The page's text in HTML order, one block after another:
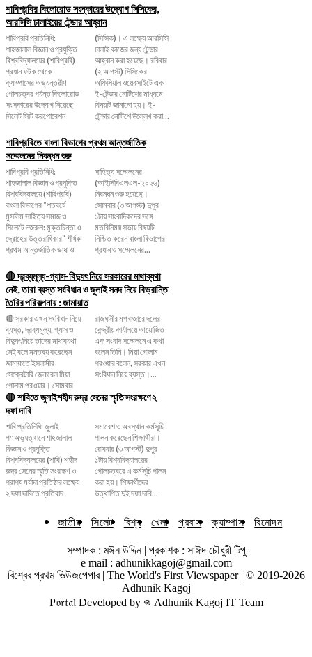
শাবিপ্রবির কিলোরোড সংস্কারের উদ্যোগ সিসিকের,
আরসিসি ঢালাইয়ের টেন্ডার আহ্বান
শাবিপ্রবি প্রতিনিধি:
শাহজালাল বিজ্ঞান ও প্রযুক্তি
বিশ্ববিদ্যালয়ের (শাবিপ্রবি)
প্রধান ফটক থেকে
ক্যাম্পাসের অভ্যন্তরীণ
গোলচত্বর পর্যন্ত কিলোরোড
সংস্কারের উদ্যোগ নিয়েছে
সিলেট সিটি করপোরেশন
(সিসিক)। এ লক্ষ্যে আরসিসি
ঢালাই কাজের জন্য টেন্ডার
আহ্বান করা হয়েছে। রবিবার
(২ আগস্ট) সিসিকের
অফিসিয়াল ওয়েবসাইটে এক
ই-টেন্ডার নোটিশের মাধ্যমে
বিষয়টি জানানো হয়। ই-
টেন্ডার নোটিশে উল্লেখ করা...
শাবিপ্রবিতে বাংলা বিভাগের প্রথম আন্তর্জাতিক
সম্মেলনের নিবন্ধন শুরু
শাবিপ্রবি প্রতিনিধি:
শাহজালাল বিজ্ঞান ও প্রযুক্তি
বিশ্ববিদ্যালয়ে (শাবিপ্রবি)
বাংলা বিভাগের "শতবর্ষে
মুসলিম সাহিত্য সমাজ ও
সিলেটে নজরুল: মুক্তচিন্তা ও
দ্রোহের উত্তরাধিকার" শীর্ষক
প্রথম আন্তর্জাতিক ভাষা ও
সাহিত্য সম্মেলনের
(আইসিবিএলএল-২০২৬)
নিবন্ধন শুরু হয়েছে।
সোমবার (৩ আগস্ট) দুপুর
১টায় সাংবাদিকদের সঙ্গে
মতবিনিময় সভায় বিষয়টি
নিশ্চিত করেন বাংলা বিভাগের
প্রধান ও সম্মেলনের...
🔴 দ্রব্যমূল্য-গ্যাস-বিদ্যুৎ নিয়ে সরকারের মাথাব্যথা
নেই, তারা ব্যস্ত সংবিধান ও জুলাই সনদ নিয়ে বিভ্রান্তি
তৈরির পরিকল্পনায় : জামায়াত
🔴 সরকার এখন সংবিধান নিয়ে
ব্যস্ত, দ্রব্যমূল্য, গ্যাস ও
বিদ্যুৎ নিয়ে তাদের মাথাব্যথা
নেই বলে মন্তব্য করেছেন
জামায়াতে ইসলামীর
সেক্রেটারি জেনারেল মিয়া
গোলাম পরওয়ার। সোমবার
রাজধানীর মগবাজারে দলের
কেন্দ্রীয় কার্যালয়ে আয়োজিত
এক সংবাদ সম্মেলনে এ কথা
বলেন তিনি। মিয়া গোলাম
পরওয়ার বলেন, সরকার এখন
সংবিধান নিয়ে ব্যস্ত।...
🔴 শাবিতে জুলাইশহীদ রুদ্র সেনের স্মৃতি সংরক্ষণে ২
দফা দাবি
শাবি প্রতিনিধি: জুলাই
গণঅভ্যুত্থানে শাহজালাল
বিজ্ঞান ও প্রযুক্তি
বিশ্ববিদ্যালয়ের (শাবি) শহীদ
রুদ্র সেনের স্মৃতি সংরক্ষণ ও
প্রাপ্য মর্যাদা প্রতিষ্ঠার লক্ষ্যে
২ দফা দাবিতে প্রতিবাদ
সমাবেশ ও অবস্থান কর্মসূচি
পালন করেছেন শিক্ষার্থীরা।
রোববার (৩ আগস্ট) দুপুর
১টায় বিশ্ববিদ্যালয়ের
গোলচত্বরে এ কর্মসূচি পালন
করা হয়। শিক্ষার্থীদের
উত্থাপিত দুই দফা দাবি...
জাতীয় সিলেট বিশ্ব খেলা প্রবাস ক্যাম্পাস বিনোদন
সম্পাদক : মঈন উদ্দিন | প্রকাশক : সাঈদ চৌধুরী টিপু
e mail : adhunikkagoj@gmail.com
বিশ্বের প্রথম ভিউজপেপার | The World's First Viewspaper | © 2019-2026
Adhunik Kagoj
P𝔬𝔯𝔱𝔞𝔩 Developed by 𖦹 Adhunik Kagoj IT Team